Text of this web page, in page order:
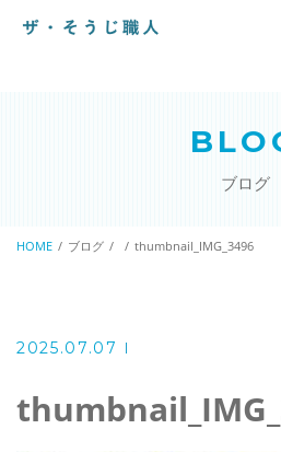
ザ・そうじ職人について
エアコンクリーニング
ハウスクリーニング
浴室クリーニング
ブログ
HOME ブログ thumbnail_IMG_3496
2025.07.07